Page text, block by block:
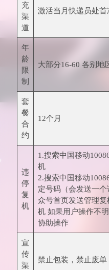
充
渠
道
激活当月快递员处首
年
龄
限
制
大部分16-60 各别地
套
餐
合
约
12个月
违
停
复
机
1.搜索中国移动
机
2.搜索中国移动
定号码（会发送一
众号首页发送管理
机 如果用户操作不
协助操作
宣
传
渠
禁止包装，禁止废单